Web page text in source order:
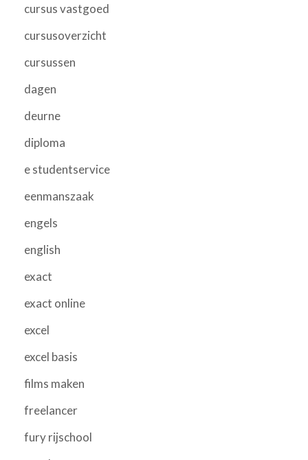
cursus vastgoed
cursusoverzicht
cursussen
dagen
deurne
diploma
e studentservice
eenmanszaak
engels
english
exact
exact online
excel
excel basis
films maken
freelancer
fury rijschool